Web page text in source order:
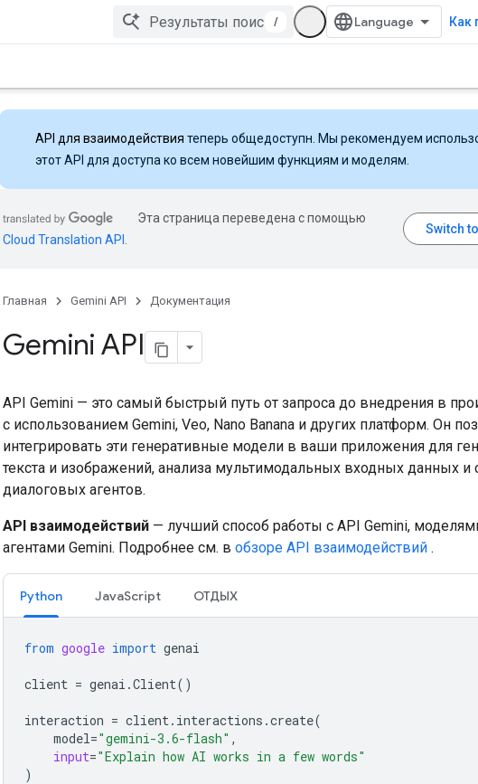
/ Как
API для взаимодействия теперь общедоступн. Мы рекомендуем
этот API для доступа ко всем новейшим функциям и моделям.
Эта страница переведена с помощью
Cloud Translation API
Главная Gemini API Документация
Gemini API
API Gemini — это самый быстрый путь от запроса до внедрения в
с использованием Gemini, Veo, Nano Banana и других платформ. Он
интегрировать эти генеративные модели в ваши приложения для
текста и изображений, анализа мультимодальных входных данных и
диалоговых агентов.
API взаимодействий — лучший способ работы с API Gemini,
агентами Gemini. Подробнее см. в обзоре API взаимодействий .
Python JavaScript ОТДЫХ
from google import genai
client = genai .Client()
interaction = client. interactions .create(
model="gemini-3.6-flash" ,
input="Explain how AI works in a few words"
)